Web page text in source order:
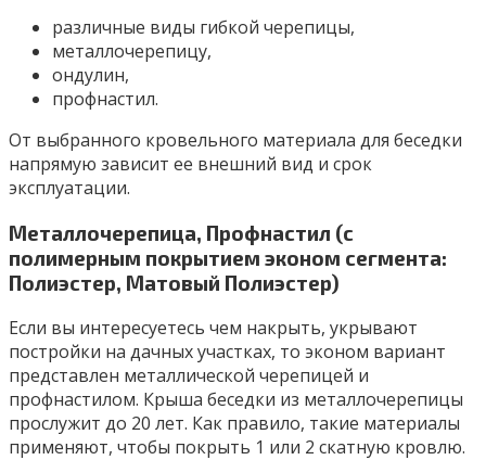
различные виды гибкой черепицы,
металлочерепицу,
ондулин,
профнастил.
От выбранного кровельного материала для беседки
напрямую зависит ее внешний вид и срок
эксплуатации.
Металлочерепица, Профнастил (с
полимерным покрытием эконом сегмента:
Полиэстер, Матовый Полиэстер)
Если вы интересуетесь чем накрыть, укрывают
постройки на дачных участках, то эконом вариант
представлен металлической черепицей и
профнастилом. Крыша беседки из металлочерепицы
прослужит до 20 лет. Как правило, такие материалы
применяют, чтобы покрыть 1 или 2 скатную кровлю.